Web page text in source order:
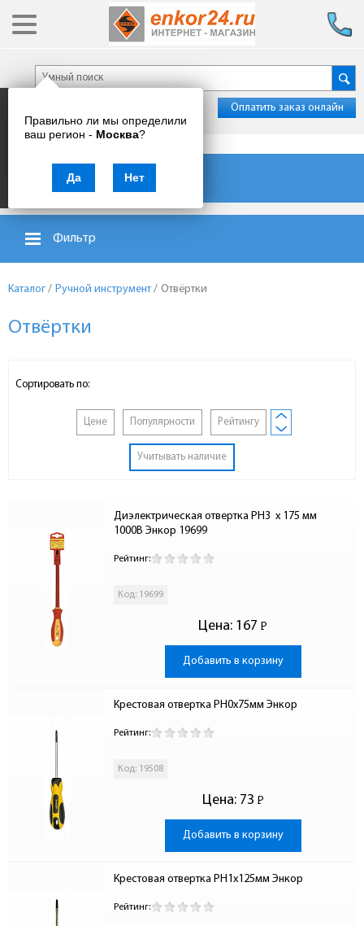
Правильно ли мы определили
ваш регион - Москва?
Да Нет
Оплатить заказ онлайн
Каталог товаров
Фильтр
Каталог / Ручной инструмент/ Отвёртки
Отвёртки
Сортировать по:
Цене Популярности Рейтингу
Учитывать наличие
Диэлектрическая отвертка PH3  x 175 мм
1000В Энкор 19699
Рейтинг:
Код: 19699
Цена: 167 Р
-
Добавить в корзину
Крестовая отвертка PH0х75мм Энкор
Рейтинг:
Код: 19508
Цена: 73 Р
-
Добавить в корзину
Крестовая отвертка PH1х125мм Энкор
Рейтинг: